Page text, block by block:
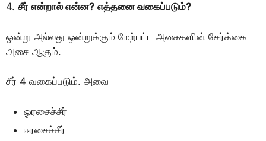
4. சீர் என்றால் என்ன? எத்தனை வகைப்படும்?
ஒன்று அல்லது ஒன்றுக்கும் மேற்பட்ட அசைகளின் சேர்க்கை
அசை ஆகும்.
சீர் 4 வகைப்படும். அவை
ஓரசைச்சீர்
ஈரசைச்சீர்